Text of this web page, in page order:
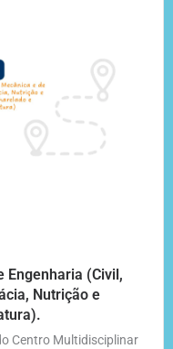
Engenharia (Civil,
Nutrição e
Centro Multidisciplinar